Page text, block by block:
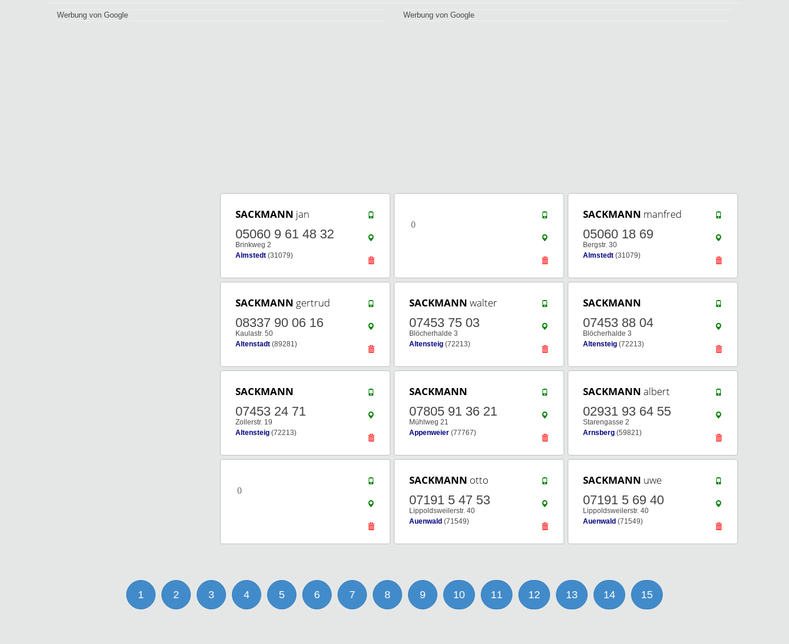
Werbung von Google Werbung von Google
SACKMANN jan
05060 9 61 48 32
Brinkweg 2
Almstedt (31079)
()
SACKMANN manfred
05060 18 69
Bergstr. 30
Almstedt (31079)
SACKMANN gertrud
08337 90 06 16
Kaulastr. 50
Altenstadt (89281)
SACKMANN walter
07453 75 03
Blöcherhalde 3
Altensteig (72213)
SACKMANN
07453 88 04
Blöcherhalde 3
Altensteig (72213)
SACKMANN
07453 24 71
Zollerstr. 19
Altensteig (72213)
SACKMANN
07805 91 36 21
Mühlweg 21
Appenweier (77767)
SACKMANN albert
02931 93 64 55
Starengasse 2
Arnsberg (59821)
()
SACKMANN otto
07191 5 47 53
Lippoldsweilerstr. 40
Auenwald (71549)
SACKMANN uwe
07191 5 69 40
Lippoldsweilerstr. 40
Auenwald (71549)
1 2 3 4 5 6 7 8 9 10 11 12 13 14 15